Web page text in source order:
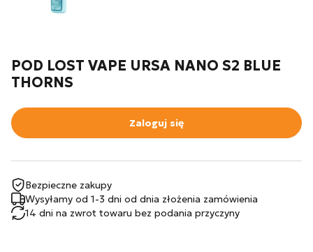
POD LOST VAPE URSA NANO S2 BLUE
THORNS
Zaloguj się
Bezpieczne zakupy
Wysyłamy od 1-3 dni od dnia złożenia zamówienia
14 dni na zwrot towaru bez podania przyczyny